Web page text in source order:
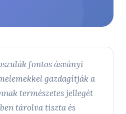
fontos ásványi
gazdagítják a
természetes jellegét
tárolva tiszta és